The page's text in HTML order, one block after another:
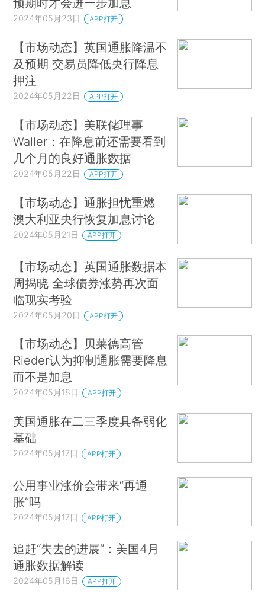
2024年05月23日 APP打开
【市场动态】英国通胀降温不
及预期 交易员降低央行降息
押注
2024年05月22日 APP打开
【市场动态】美联储理事
Waller：在降息前还需要看到
几个月的良好通胀数据
2024年05月22日 APP打开
【市场动态】通胀担忧重燃
澳大利亚央行恢复加息讨论
2024年05月21日 APP打开
【市场动态】英国通胀数据本
周揭晓 全球债券涨势再次面
临现实考验
2024年05月20日 APP打开
【市场动态】贝莱德高管
Rieder认为抑制通胀需要降息
而不是加息
2024年05月18日 APP打开
美国通胀在二三季度具备弱化
基础
2024年05月17日 APP打开
公用事业涨价会带来“再通
胀”吗
2024年05月17日 APP打开
追赶“失去的进展”：美国4月
通胀数据解读
2024年05月16日 APP打开